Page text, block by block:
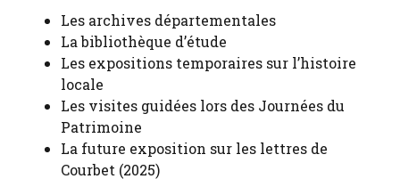
Les archives départementales
La bibliothèque d’étude
Les expositions temporaires sur l’histoire
locale
Les visites guidées lors des Journées du
Patrimoine
La future exposition sur les lettres de
Courbet (2025)